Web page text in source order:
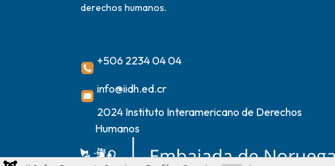
derechos humanos.
+506 2234 04 04
info@iidh.ed.cr
2024 Instituto Interamericano de Derechos
Humanos